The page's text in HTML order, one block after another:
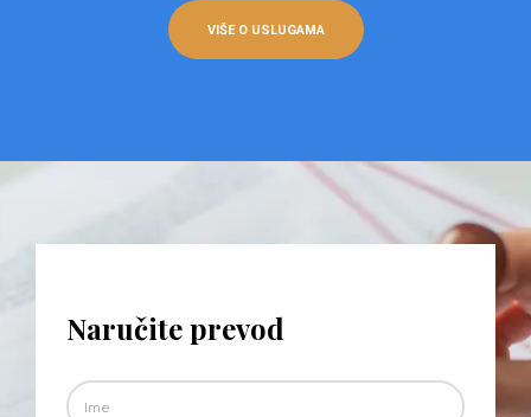
VIŠE O USLUGAMA
Naručite prevod